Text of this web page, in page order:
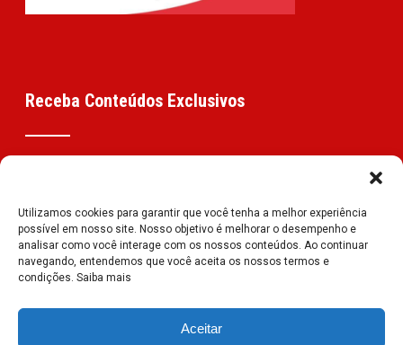
Utilizamos cookies para garantir que você tenha a melhor experiência
possível em nosso site. Nosso objetivo é melhorar o desempenho e
analisar como você interage com os nossos conteúdos. Ao continuar
navegando, entendemos que você aceita os nossos termos e
condições. Saiba mais
Aceitar
Receba Conteúdos Exclusivos